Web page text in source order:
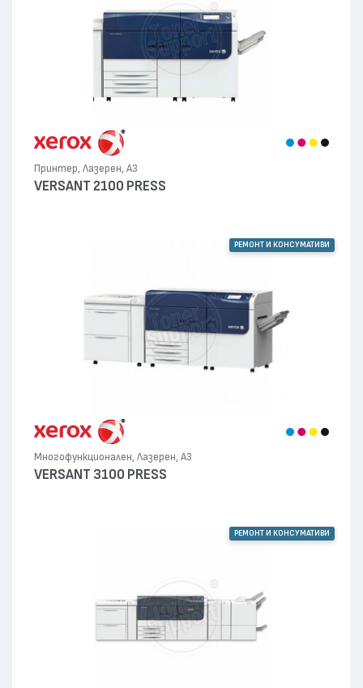
Принтер, Лазерен, А3
VERSANT 2100 PRESS
РЕМОНТ И КОНСУМАТИВИ
Многофункционален, Лазерен, А3
VERSANT 3100 PRESS
РЕМОНТ И КОНСУМАТИВИ